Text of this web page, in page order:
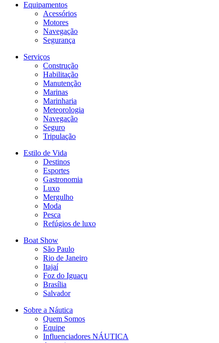
Equipamentos
Acessórios
Motores
Navegação
Segurança
Serviços
Construção
Habilitação
Manutenção
Marinas
Marinharia
Meteorologia
Navegação
Seguro
Tripulação
Estilo de Vida
Destinos
Esportes
Gastronomia
Luxo
Mergulho
Moda
Pesca
Refúgios de luxo
Boat Show
São Paulo
Rio de Janeiro
Itajaí
Foz do Iguaçu
Brasília
Salvador
Sobre a Náutica
Quem Somos
Equipe
Influenciadores NÁUTICA